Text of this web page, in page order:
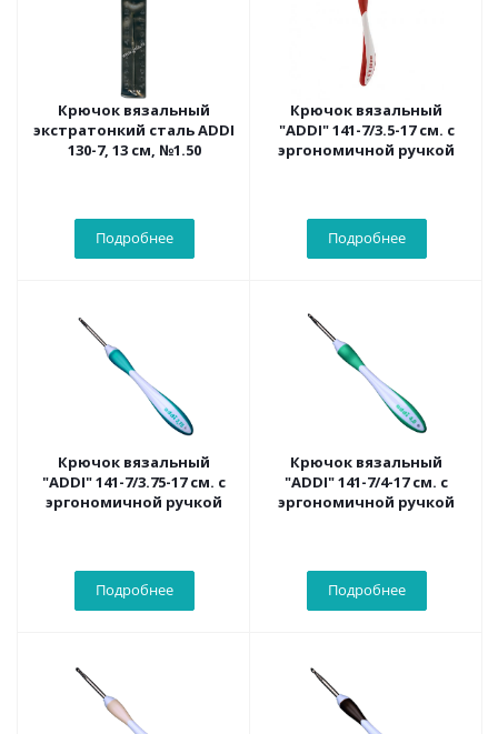
Крючок вязальный
экстратонкий сталь ADDI
130-7, 13 см, №1.50
Подробнее
Крючок вязальный
"ADDI" 141-7/3.5-17 см. с
эргономичной ручкой
Подробнее
Крючок вязальный
"ADDI" 141-7/3.75-17 см. с
эргономичной ручкой
Подробнее
Крючок вязальный
"ADDI" 141-7/4-17 см. с
эргономичной ручкой
Подробнее